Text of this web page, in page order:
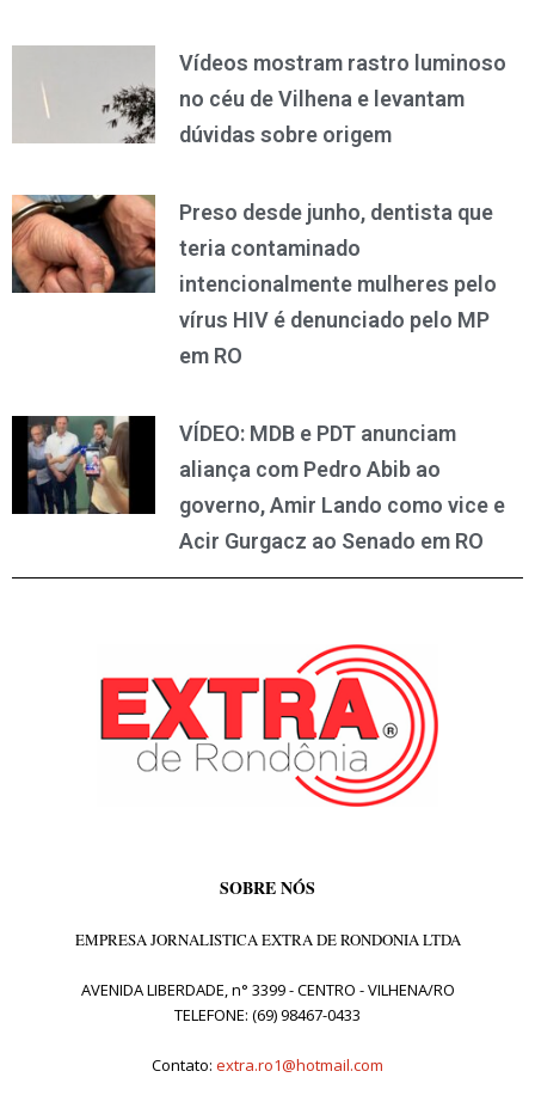
Vídeos mostram rastro luminoso
no céu de Vilhena e levantam
dúvidas sobre origem
Preso desde junho, dentista que
teria contaminado
intencionalmente mulheres pelo
vírus HIV é denunciado pelo MP
em RO
VÍDEO: MDB e PDT anunciam
aliança com Pedro Abib ao
governo, Amir Lando como vice e
Acir Gurgacz ao Senado em RO
SOBRE NÓS
EMPRESA JORNALISTICA EXTRA DE RONDONIA LTDA
AVENIDA LIBERDADE, n° 3399 - CENTRO - VILHENA/RO
TELEFONE: (69) 98467-0433
Contato: extra.ro1@hotmail.com